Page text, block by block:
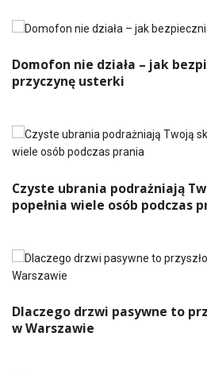
Domofon nie działa – jak
przyczynę usterki
Czyste ubrania podrażniają
popełnia wiele osób podczas
Dlaczego drzwi pasywne to
w Warszawie